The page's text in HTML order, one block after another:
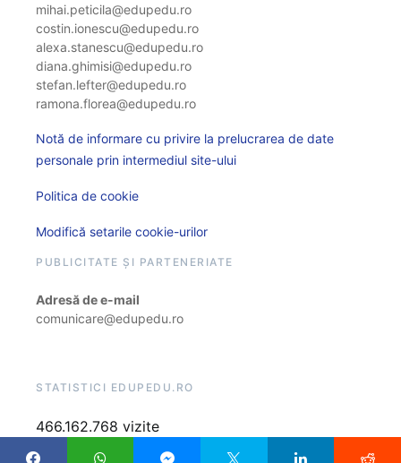
mihai.peticila@edupedu.ro
costin.ionescu@edupedu.ro
alexa.stanescu@edupedu.ro
diana.ghimisi@edupedu.ro
stefan.lefter@edupedu.ro
ramona.florea@edupedu.ro
Notă de informare cu privire la prelucrarea de date
personale prin intermediul site-ului
Politica de cookie
Modifică setarile cookie-urilor
PUBLICITATE ȘI PARTENERIATE
Adresă de e-mail
comunicare@edupedu.ro
STATISTICI EDUPEDU.RO
466.162.768 vizite